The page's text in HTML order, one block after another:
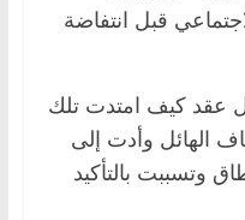
قبل انتفاضة
عقد كيف امتدت تلك
الهائل وأدت إلى
وتسببت بالتأكيد